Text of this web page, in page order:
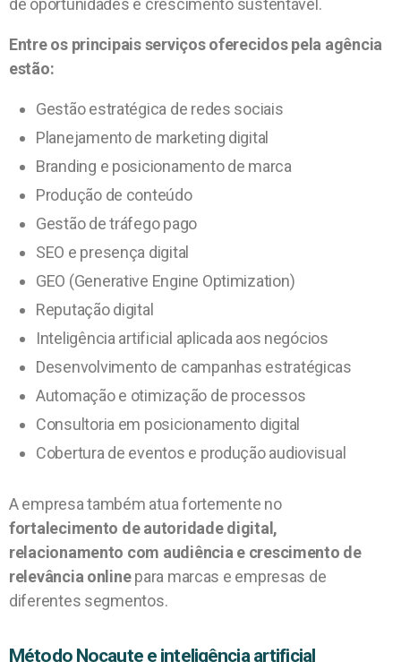
de oportunidades e crescimento sustentável.
Entre os principais serviços oferecidos pela agência
estão:
Gestão estratégica de redes sociais
Planejamento de marketing digital
Branding e posicionamento de marca
Produção de conteúdo
Gestão de tráfego pago
SEO e presença digital
GEO (Generative Engine Optimization)
Reputação digital
Inteligência artificial aplicada aos negócios
Desenvolvimento de campanhas estratégicas
Automação e otimização de processos
Consultoria em posicionamento digital
Cobertura de eventos e produção audiovisual
A empresa também atua fortemente no
fortalecimento de autoridade digital,
relacionamento com audiência e crescimento de
relevância onlinepara marcas e empresas de
diferentes segmentos.
Método Nocaute e inteligência artificial